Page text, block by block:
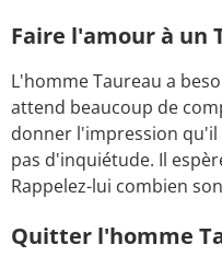
Faire l'amour à un
L'homme Taureau a
attend beaucoup de
donner l'impression
pas d'inquiétude. Il
Rappelez-lui combien
Quitter l'homme